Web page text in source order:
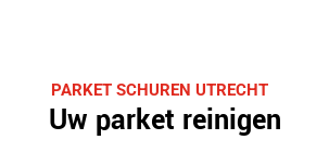
PARKET SCHUREN UTRECHT
Uw parket reinigen